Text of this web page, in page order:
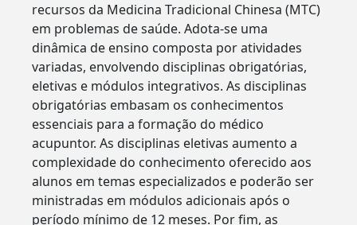
recursos da Medicina Tradicional Chinesa (MTC)
em problemas de saúde. Adota-se uma
dinâmica de ensino composta por atividades
variadas, envolvendo disciplinas obrigatórias,
eletivas e módulos integrativos. As disciplinas
obrigatórias embasam os conhecimentos
essenciais para a formação do médico
acupuntor. As disciplinas eletivas aumento a
complexidade do conhecimento oferecido aos
alunos em temas especializados e poderão ser
ministradas em módulos adicionais após o
período mínimo de 12 meses. Por fim, as